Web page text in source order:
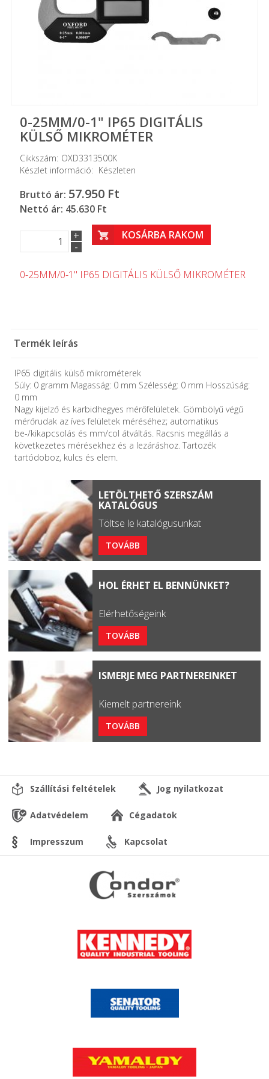
0-25MM/0-1" IP65 DIGITÁLIS
KÜLSŐ MIKROMÉTER
Cikkszám: OXD3313500K
Készlet információ: Készleten
Bruttó ár: 57.950 Ft
Nettó ár: 45.630 Ft
+
-
KOSÁRBA RAKOM
0-25MM/0-1" IP65 DIGITÁLIS KÜLSŐ MIKROMÉTER
Termék leírás
IP65 digitális külső mikrométerek
Súly: 0 gramm Magasság: 0 mm Szélesség: 0 mm Hosszúság:
0 mm
Nagy kijelző és karbidhegyes mérőfelületek. Gömbölyű végű
mérőrudak az íves felületek méréséhez; automatikus
be-/kikapcsolás és mm/col átváltás. Racsnis megállás a
következetes mérésekhez és a lezáráshoz. Tartozék
tartódoboz, kulcs és elem.
LETÖLTHETŐ SZERSZÁM
KATALÓGUS
Töltse le katalógusunkat
TOVÁBB
HOL ÉRHET EL BENNÜNKET?
Elérhetőségeink
TOVÁBB
ISMERJE MEG PARTNEREINKET
Kiemelt partnereink
TOVÁBB
Szállítási feltételek Jog nyilatkozat
Adatvédelem Cégadatok
Impresszum Kapcsolat